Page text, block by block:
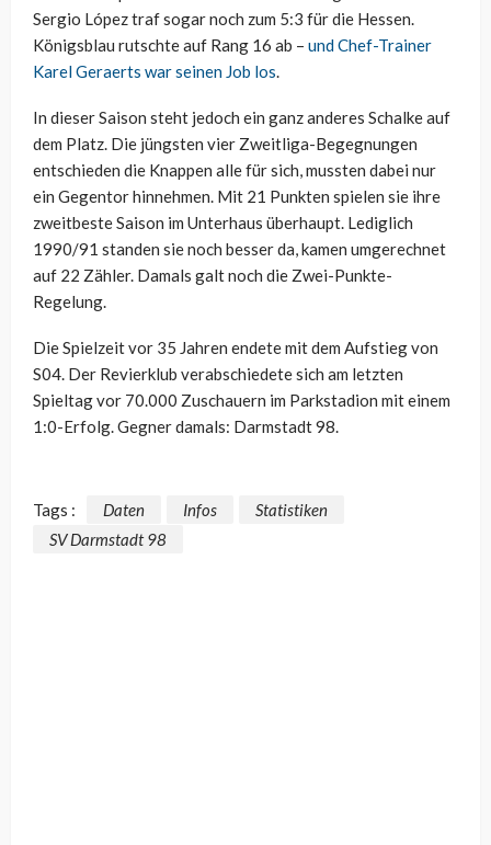
Sergio López traf sogar noch zum 5:3 für die Hessen.
Königsblau rutschte auf Rang 16 ab – und Chef-Trainer
Karel Geraerts war seinen Job los.
In dieser Saison steht jedoch ein ganz anderes Schalke auf
dem Platz. Die jüngsten vier Zweitliga-Begegnungen
entschieden die Knappen alle für sich, mussten dabei nur
ein Gegentor hinnehmen. Mit 21 Punkten spielen sie ihre
zweitbeste Saison im Unterhaus überhaupt. Lediglich
1990/91 standen sie noch besser da, kamen umgerechnet
auf 22 Zähler. Damals galt noch die Zwei-Punkte-
Regelung.
Die Spielzeit vor 35 Jahren endete mit dem Aufstieg von
S04. Der Revierklub verabschiedete sich am letzten
Spieltag vor 70.000 Zuschauern im Parkstadion mit einem
1:0-Erfolg. Gegner damals: Darmstadt 98.
Tags : Daten Infos
Statistiken
SV Darmstadt 98